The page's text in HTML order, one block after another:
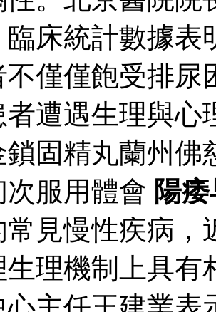
床統計數據表
僅僅飽受排尿
者遭遇生理與
鎖固精丸蘭州
服用體會 陽
見慢性疾病，
生理機制上具有